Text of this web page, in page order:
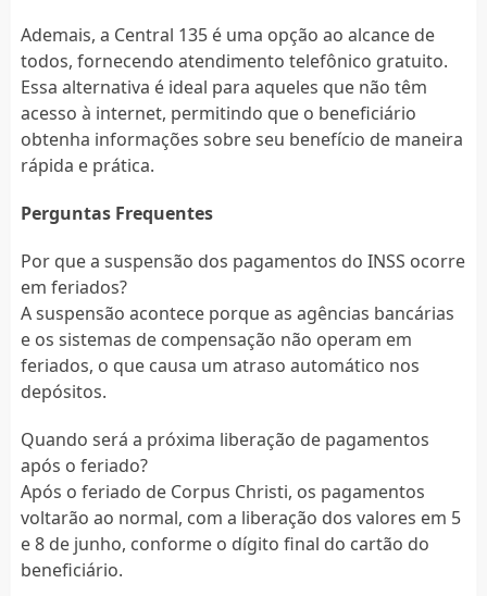
Ademais, a Central 135 é uma opção ao alcance de
todos, fornecendo atendimento telefônico gratuito.
Essa alternativa é ideal para aqueles que não têm
acesso à internet, permitindo que o beneficiário
obtenha informações sobre seu benefício de maneira
rápida e prática.
Perguntas Frequentes
Por que a suspensão dos pagamentos do INSS ocorre
em feriados?
A suspensão acontece porque as agências bancárias
e os sistemas de compensação não operam em
feriados, o que causa um atraso automático nos
depósitos.
Quando será a próxima liberação de pagamentos
após o feriado?
Após o feriado de Corpus Christi, os pagamentos
voltarão ao normal, com a liberação dos valores em 5
e 8 de junho, conforme o dígito final do cartão do
beneficiário.